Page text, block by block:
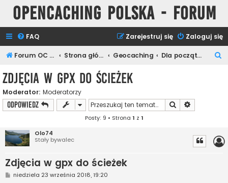
Opencaching Polska - Forum
FAQ Zaloguj się
Zarejestruj się
Forum OC PL Strona główna Geocaching Dla początkujących
Zdjęcia w gpx do ścieżek
Moderator: Moderatorzy
ODPOWIEDZ Szukaj
Posty: 9 • Strona 1 z 1
Olo74
Stały bywalec
Zdjęcia w gpx do ścieżek
Pniedziela 23 września 2018, 19:20